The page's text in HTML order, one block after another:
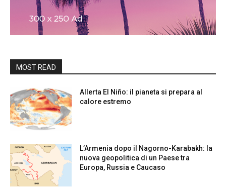
MOST READ
Allerta El Niño: il pianeta si prepara al
calore estremo
L’Armenia dopo il Nagorno-Karabakh: la
nuova geopolitica di un Paese tra
Europa, Russia e Caucaso